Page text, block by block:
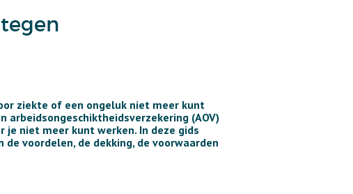
ziekte of een ongeluk niet meer kunt
arbeidsongeschiktheidsverzekering (AOV)
niet meer kunt werken. In deze gids
voordelen, de dekking, de voorwaarden